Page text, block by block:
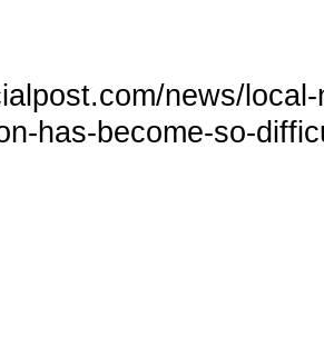
news/
has-become-so-